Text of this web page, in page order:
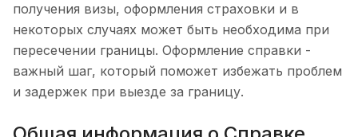
получения визы, оформления страховки и в
некоторых случаях может быть необходима при
пересечении границы. Оформление справки -
важный шаг, который поможет избежать проблем
и задержек при выезде за границу.